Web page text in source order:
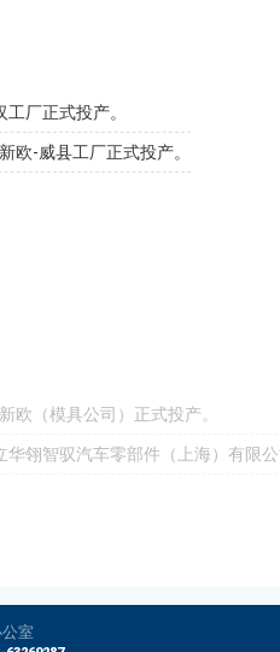
工厂正式投产。
欧-威县工厂正式投产。
欧（模具公司）正式投产。
华翎智驭汽车零部件（上海）有限
公室